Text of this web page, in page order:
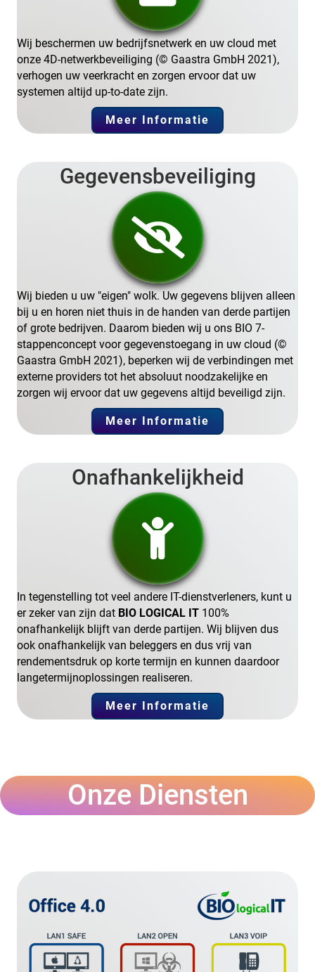
Wij beschermen uw bedrijfsnetwerk en uw cloud met
onze 4D-netwerkbeveiliging (© Gaastra GmbH 2021),
verhogen uw veerkracht en zorgen ervoor dat uw
systemen altijd up-to-date zijn.
Meer Informatie
Gegevensbeveiliging
Wij bieden u uw "eigen" wolk. Uw gegevens blijven alleen
bij u en horen niet thuis in de handen van derde partijen
of grote bedrijven. Daarom bieden wij u ons BIO 7-
stappenconcept voor gegevenstoegang in uw cloud (©
Gaastra GmbH 2021), beperken wij de verbindingen met
externe providers tot het absoluut noodzakelijke en
zorgen wij ervoor dat uw gegevens altijd beveiligd zijn.
Meer Informatie
Onafhankelijkheid
In tegenstelling tot veel andere IT-dienstverleners, kunt u
er zeker van zijn dat BIO LOGICAL IT 100%
onafhankelijk blijft van derde partijen. Wij blijven dus
ook onafhankelijk van beleggers en dus vrij van
rendementsdruk op korte termijn en kunnen daardoor
langetermijnoplossingen realiseren.
Meer Informatie
Onze Diensten